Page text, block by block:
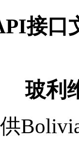
接口
玻利